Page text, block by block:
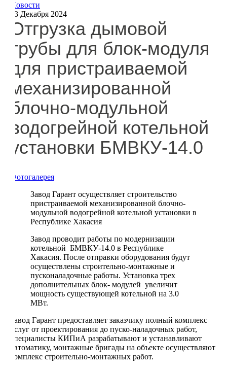
Новости
13 Декабря 2024
Отгрузка дымовой
трубы для блок-модуля
для пристраиваемой
механизированной
блочно-модульной
водогрейной котельной
установки БМВКУ-14.0
Фотогалерея
Завод Гарант осуществляет строительство
пристраиваемой механизированной блочно-
модульной водогрейной котельной установки в
Республике Хакасия
Завод проводит работы по модернизации
котельной БМВКУ-14.0 в Республике
Хакасия. После отправки оборудования будут
осуществлены строительно-монтажные и
пусконаладочные работы. Установка трех
дополнительных блок- модулей увеличит
мощность существующей котельной на 3.0
МВт.
Завод Гарант предоставляет заказчику полный комплекс
услуг от проектирования до пуско-наладочных работ,
специалисты КИПиА разрабатывают и устанавливают
автоматику, монтажные бригады на объекте осуществляют
комплекс строительно-монтажных работ.